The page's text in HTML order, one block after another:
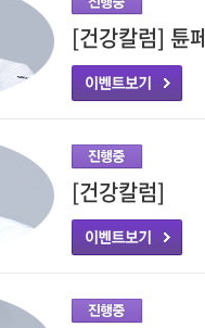
[건강칼럼] 튠
[건강칼럼]